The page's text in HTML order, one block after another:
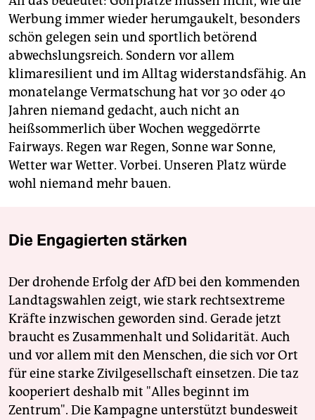
Werbung immer wieder herumgaukelt, besonders
schön gelegen sein und sportlich betörend
abwechslungsreich. Sondern vor allem
klimaresilient und im Alltag widerstandsfähig. An
monatelange Vermatschung hat vor 30 oder 40
Jahren niemand gedacht, auch nicht an
heißsommerlich über Wochen weggedörrte
Fairways. Regen war Regen, Sonne war Sonne,
Wetter war Wetter. Vorbei. Unseren Platz würde
wohl niemand mehr bauen.
Die Engagierten stärken
Der drohende Erfolg der AfD bei den kommenden
Landtagswahlen zeigt, wie stark rechtsextreme
Kräfte inzwischen geworden sind. Gerade jetzt
braucht es Zusammenhalt und Solidarität. Auch
und vor allem mit den Menschen, die sich vor Ort
für eine starke Zivilgesellschaft einsetzen. Die taz
kooperiert deshalb mit "Alles beginnt im
Zentrum". Die Kampagne unterstützt bundesweit